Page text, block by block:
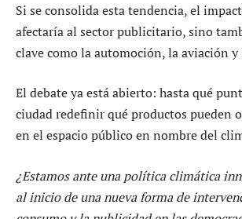
Si se consolida esta tendencia, el
afectaría al sector publicitario, sino
clave como la automoción, la aviación
El debate ya está abierto: hasta qué
ciudad redefinir qué productos pueden
en el espacio público en nombre del
¿Estamos ante una política climática
al inicio de una nueva forma de